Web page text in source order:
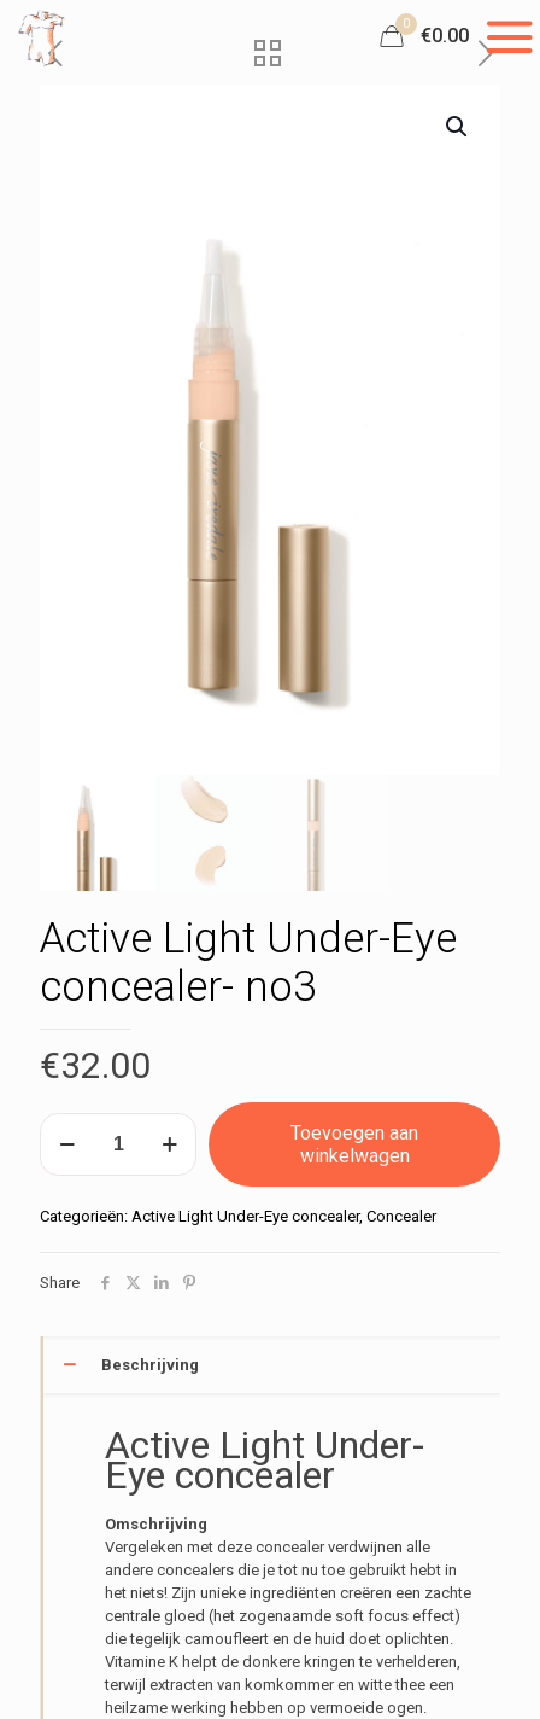
0
€0.00
Active Light Under-Eye
concealer- no3
€32.00
Active
Light
Under-
concealer-
Toevoegen aan
winkelwagen
Categorieën: Active Light Under-Eye concealer, Concealer
Share
Beschrijving
Active Light Under-
Eye concealer
Omschrijving
Vergeleken met deze concealer verdwijnen alle
andere concealers die je tot nu toe gebruikt hebt in
het niets! Zijn unieke ingrediënten creëren een zachte
centrale gloed (het zogenaamde soft focus effect)
die tegelijk camoufleert en de huid doet oplichten.
Vitamine K helpt de donkere kringen te verhelderen,
terwijl extracten van komkommer en witte thee een
heilzame werking hebben op vermoeide ogen.